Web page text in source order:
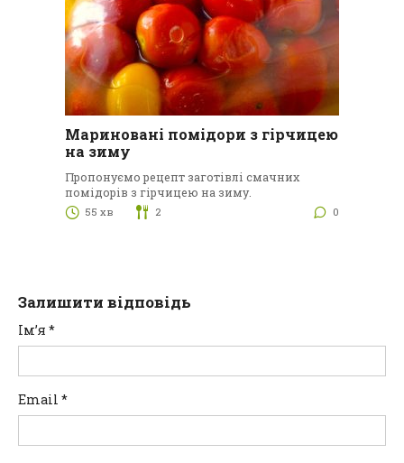
Мариновані помідори з гірчицею
на зиму
Пропонуємо рецепт заготівлі смачних
помідорів з гірчицею на зиму.
55 хв 2 0
Залишити відповідь
Ім’я *
Email *